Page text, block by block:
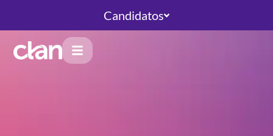
Candidatos